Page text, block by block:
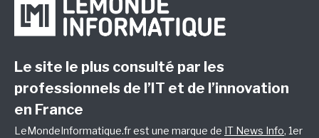
Le site le plus consulté par les
professionnels de l’IT et de l’innovation
en France
LeMondeInformatique.fr est une marque de IT News Info, 1er